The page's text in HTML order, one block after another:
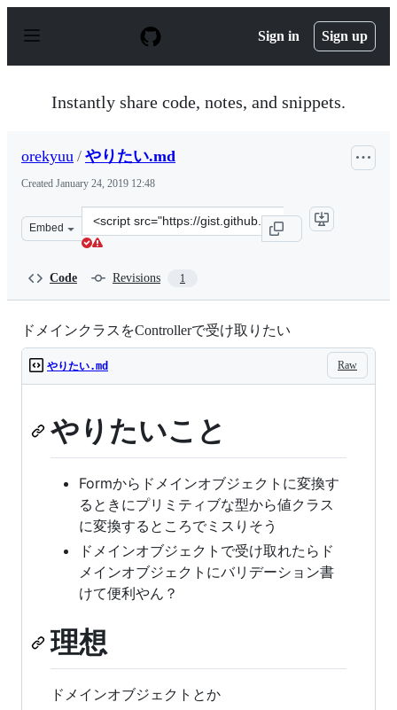
p
Sign in Sign up
Instantly share code, notes, and snippets.
orekyuu / やりたい.md
Created January 24, 2019 12:48
Embed
Clone
this
Code Revisions 1
ドメインクラスをControllerで受け取りたい
Raw
やりたい.md
やりたいこと
Formからドメインオブジェクトに変換す
るときにプリミティブな型から値クラス
に変換するところでミスりそう
ドメインオブジェクトで受け取れたらド
メインオブジェクトにバリデーション書
けて便利やん？
理想
ドメインオブジェクトとか